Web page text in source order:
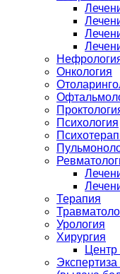
Онкология
Психология
Терапия
Урология
Хирургия
Центр